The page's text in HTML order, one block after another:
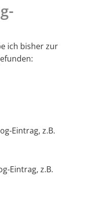
ich bisher zur
Eintrag, z.B.
Eintrag, z.B.